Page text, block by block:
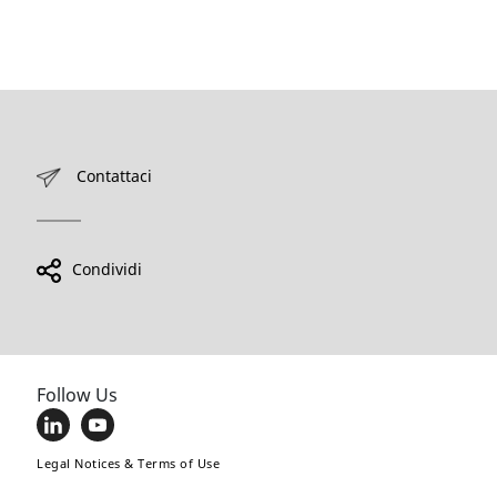
Contattaci
Condividi
Follow Us
Legal Notices & Terms of Use